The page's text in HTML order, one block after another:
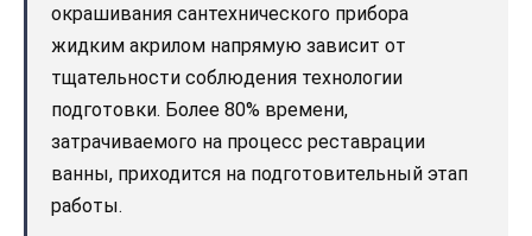
окрашивания сантехнического прибора
жидким акрилом напрямую зависит от
тщательности соблюдения технологии
подготовки. Более 80% времени,
затрачиваемого на процесс реставрации
ванны, приходится на подготовительный этап
работы.